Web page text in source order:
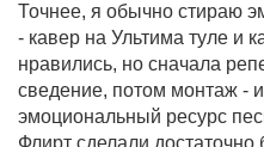
Точнее, я обычно стираю
- кавер на Ультима туле и
нравились, но сначала
сведение, потом монтаж -
эмоциональный ресурс
Флирт сделали достаточно